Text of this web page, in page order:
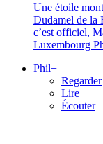
Une étoile
Dudamel de la
c’est officiel,
Luxembourg
Phil+
Regarder
Lire
Écouter